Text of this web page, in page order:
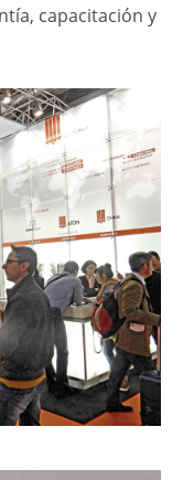
capacitación y